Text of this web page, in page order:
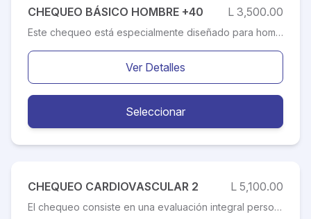
CHEQUEO BÁSICO HOMBRE +40 L 3,500.00
Este chequeo está especialmente diseñado para hombres mayores de 40 años, etapa en la que se recomienda realizar un control médico anual. El objetivo es detectar de manera temprana factores de riesgo que puedan desencadenar enfermedades, afectar la salud y, al mismo tiempo, fomentar un estilo de vida más saludable. Entre los principales factores de riesgo se encuentran el sobrepeso, el colesterol elevado, el tabaquismo y el sedentarismo, los cuales impactan directamente en el sistema cardiovascular. Adoptar hábitos como practicar actividad física regularmente, mantener una alimentación balanceada, evitar el consumo de tabaco y moderar la ingesta de alcohol son medidas fundamentales para preservar un buen estado de salud.
Ver Detalles
Seleccionar
CHEQUEO CARDIOVASCULAR 2 L 5,100.00
El chequeo consiste en una evaluación integral personalizada y más completa, destinada a detectar los factores de riesgo cardiovascular (como hipertensión, diabetes, colesterol elevado, entre otros) o patologías cardiovasculares asintomáticas, con el propósito de disminuir el riesgo cardiovascular y prevenir el desarrollo de eventos, tales como: infarto al miocardio, infarto o hemorragia cerebral y otros.